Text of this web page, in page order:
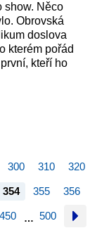
show. Něco
Obrovská
doslova
kterém pořád
kteří ho
300 310 320
354 355 356
450 … 500